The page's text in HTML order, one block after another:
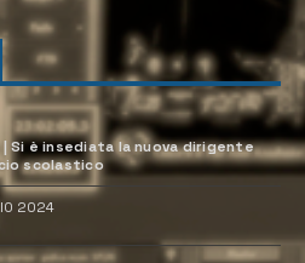
| Si è insediata la nuova dirigente
scolastico
2024